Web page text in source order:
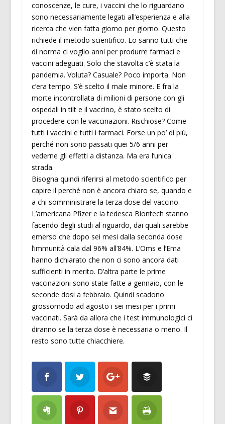
conoscenze, le cure, i vaccini che lo riguardano
sono necessariamente legati all’esperienza e alla
ricerca che vien fatta giorno per giorno. Questo
richiede il metodo scientifico. Lo sanno tutti che
di norma ci voglio anni per produrre farmaci e
vaccini adeguati. Solo che stavolta c’è stata la
pandemia. Voluta? Casuale? Poco importa. Non
c’era tempo. S’è scelto il male minore. E fra la
morte incontrollata di milioni di persone con gli
ospedali in tilt e il vaccino, è stato scelto di
procedere con le vaccinazioni. Rischiose? Come
tutti i vaccini e tutti i farmaci. Forse un po’ di più,
perché non sono passati quei 5/6 anni per
vederne gli effetti a distanza. Ma era l’unica
strada.
Bisogna quindi riferirsi al metodo scientifico per
capire il perché non è ancora chiaro se, quando e
a chi somministrare la terza dose del vaccino.
L’americana Pfizer e la tedesca Biontech stanno
facendo degli studi al riguardo, dai quali sarebbe
emerso che dopo sei mesi dalla seconda dose
l’immunità cala dal 96% all’84%. L’Oms e l’Ema
hanno dichiarato che non ci sono ancora dati
sufficienti in merito. D’altra parte le prime
vaccinazioni sono state fatte a gennaio, con le
seconde dosi a febbraio. Quindi scadono
grossomodo ad agosto i sei mesi per i primi
vaccinati. Sarà da allora che i test immunologici ci
diranno se la terza dose è necessaria o meno. Il
resto sono tutte chiacchiere.